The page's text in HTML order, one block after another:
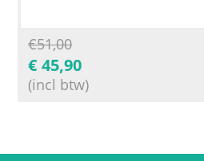
€51,00
€ 45,90
(incl btw)